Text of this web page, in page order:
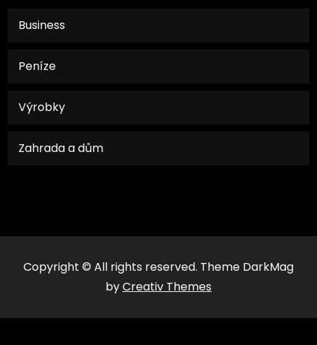
Business
Peníze
Výrobky
Zahrada a dům
Copyright © All rights reserved. Theme DarkMag
byCreativ Themes